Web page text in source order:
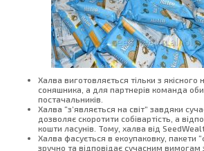
Халва виготовляється тільки з якісного
соняшника, а для партнерів команда
постачальників.
Халва “з’являється на світ” завдяки
дозволяє скоротити собівартість, а
кошти ласунів. Тому, халва від
Халва фасується в екоупаковку, пакети
зручно та відповідає сучасним вимогам